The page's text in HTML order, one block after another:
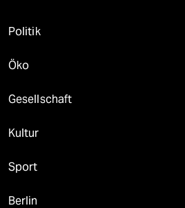
Politik
Öko
Gesellschaft
Kultur
Sport
Berlin